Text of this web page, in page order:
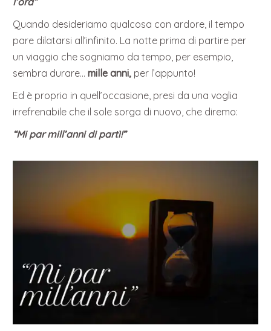
Quando desideriamo qualcosa con ardore, il tempo
pare dilatarsi all’infinito. La notte prima di partire per
un viaggio che sogniamo da tempo, per esempio,
sembra durare…mille anni, per l’appunto!
Ed è proprio in quell’occasione, presi da una voglia
irrefrenabile che il sole sorga di nuovo, che diremo:
“Mi par mill’anni di partì!”